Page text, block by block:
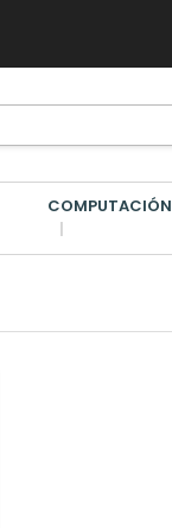
COMPUTACIÓN